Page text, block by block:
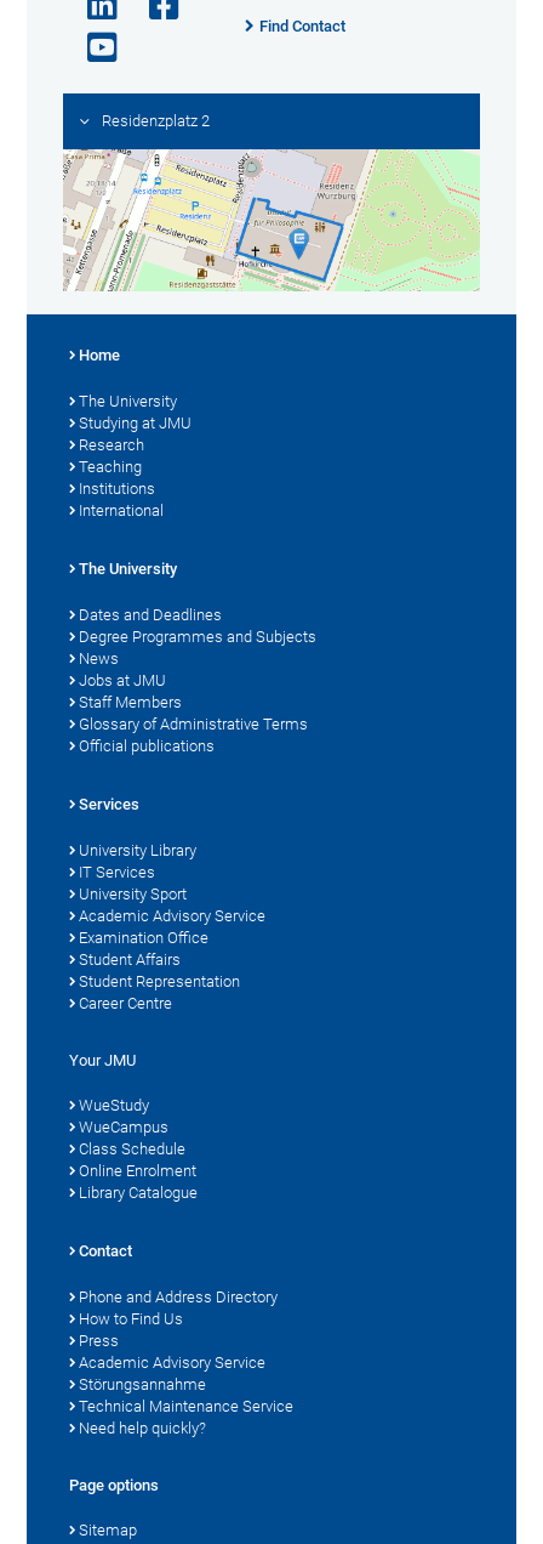
Find Contact
Residenzplatz 2
Home
The University
Studying at JMU
Research
Teaching
Institutions
International
The University
Dates and Deadlines
Degree Programmes and Subjects
News
Jobs at JMU
Staff Members
Glossary of Administrative Terms
Official publications
Services
University Library
IT Services
University Sport
Academic Advisory Service
Examination Office
Student Affairs
Student Representation
Career Centre
Your JMU
WueStudy
WueCampus
Class Schedule
Online Enrolment
Library Catalogue
Contact
Phone and Address Directory
How to Find Us
Press
Academic Advisory Service
Störungsannahme
Technical Maintenance Service
Need help quickly?
Page options
Sitemap